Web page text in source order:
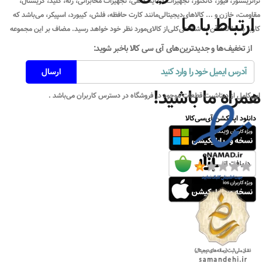
ارتباط با ما
از تخفیف‌ها و جدیدترین‌های آی سی کالا باخبر شوید:
همراه ما باشید!
دانلود اپلیکشن آی‌سی‌کالا
مقاومت، خازن و ... کالاهای‌دیجیتالی‌مانند کارت حافظه، فلش، کیبورد، اسپیکر، می‌باشد که
کاربر با مطالعه آن به شناختی‌کلی‌از کالای‌مورد نظر خود خواهد رسید. مضاف بر این مجموعه
ایی‌کامل از دیتاشیت قطعات موجود در فروشگاه در دسترس کاربران می‌باشد .